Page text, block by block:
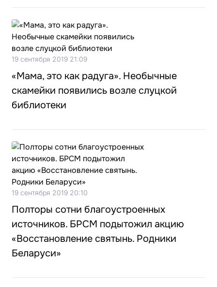
19 сентября 2019 21:09
«Мама, это как радуга». Необычные
скамейки появились возле слуцкой
библиотеки
19 сентября 2019 20:10
Полторы сотни благоустроенных
источников. БРСМ подытожил акцию
«Восстановление святынь. Родники
Беларуси»